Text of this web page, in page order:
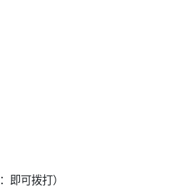
可拨打）